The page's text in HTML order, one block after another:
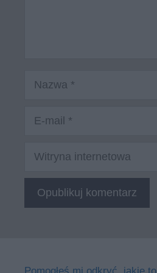
Nazwa
Witryna